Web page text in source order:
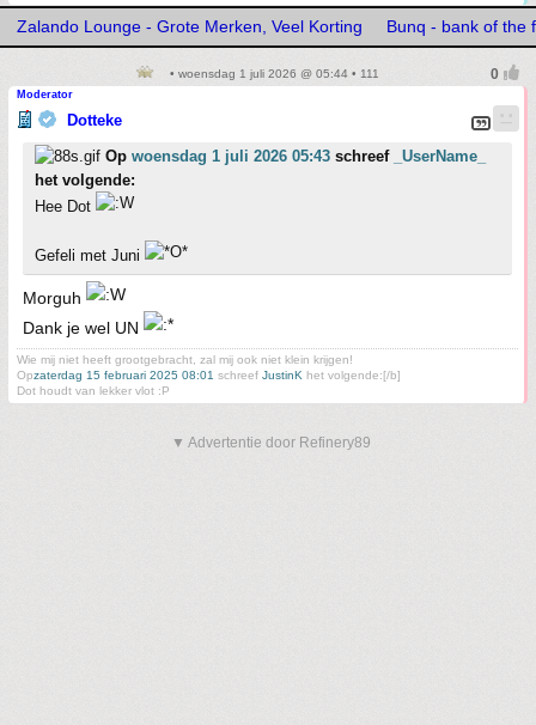
Zalando Lounge - Grote Merken, Veel Korting Bunq - bank of the
• woensdag 1 juli 2026 @ 05:44 • 111
Moderator
Dotteke
Op woensdag 1 juli 2026 05:43 schreef
_UserName_
het volgende:
Hee Dot
Gefeli met Juni
Morguh
Dank je wel UN
Wie mij niet heeft grootgebracht, zal mij ook niet klein krijgen!
Opzaterdag 15 februari 2025 08:01 schreef JustinK het volgende:[/b]
Dot houdt van lekker vlot :P
▼ Advertentie door Refinery89